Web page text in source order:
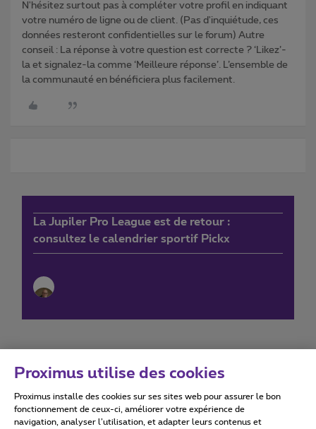
N'hésitez surtout pas à compléter votre profil en indiquant
votre numéro de ligne ou de client. (Pas d'inquiétude, ces
données resteront confidentielles sur le forum) Autre
conseil : La réponse à votre question est correcte ? ‘Likez’-
la et signalez-la comme ‘Meilleure réponse’. L’ensemble de
la communauté en bénéficiera plus facilement.
La Jupiler Pro League est de retour :
consultez le calendrier sportif Pickx
Conditions d'utilisation Accessibility statement
Proximus utilise des cookies
Proximus installe des cookies sur ses sites web pour assurer le bon
fonctionnement de ceux-ci, améliorer votre expérience de
navigation, analyser l’utilisation, et adapter leurs contenus et